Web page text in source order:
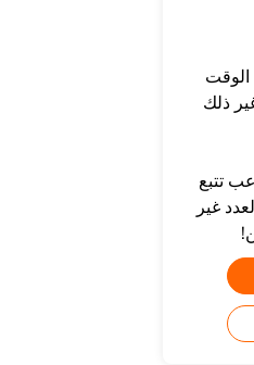
الوقت
ذلك
تتبع
غير